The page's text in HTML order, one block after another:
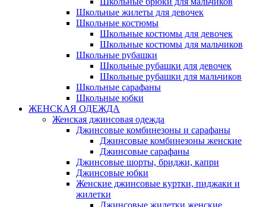
Школьные жилеты для девочек
Школьные костюмы
Школьные костюмы для девочек
Школьные костюмы для мальчиков
Школьные рубашки
Школьные рубашки для девочек
Школьные рубашки для мальчиков
Школьные сарафаны
Школьные юбки
ЖЕНСКАЯ ОДЕЖДА
Женская джинсовая одежда
Джинсовые комбинезоны и сарафаны
Джинсовые комбинезоны женские
Джинсовые сарафаны
Джинсовые шорты, бриджи, капри
Джинсовые юбки
Женские джинсовые куртки, пиджаки и
жилетки
Джинсовые жилетки женские